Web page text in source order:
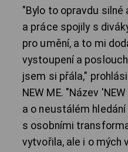
"Bylo to opravdu silné
a práce spojily s
pro umění, a to mi
vystoupení a
jsem si přála,"
NEW ME. "Název
a o neustálém
s osobními
vytvořila, ale i o mých